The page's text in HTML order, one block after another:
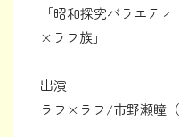
「昭和探究バラエテ
×ラフ族」
出演
ラフ×ラフ/市野瀬瞳（